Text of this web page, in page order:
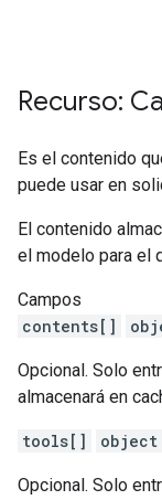
Recurso:
Es el contenido
puede usar en
El contenido
el modelo para el
Campos
contents[]
Opcional. Solo
almacenará en
tools[]
Opcional. Solo